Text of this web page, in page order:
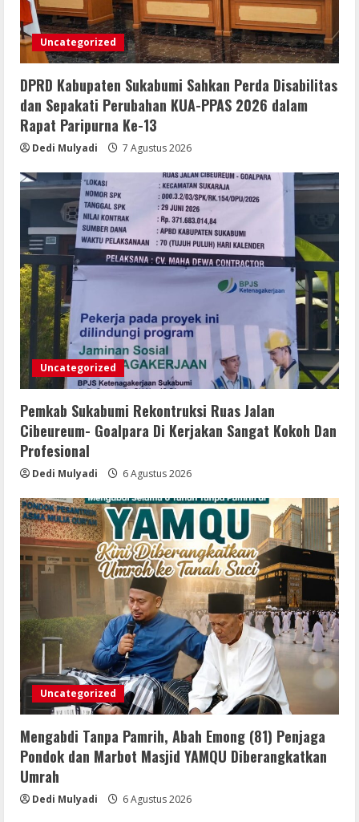
4
MENGAKU DARI PT LKA, MENGANCAM
MEDIA DAN LEMBAGA SERTA BERUPAYA
MELAKUKAN SUAP!
6 Agustus 2026
Bupati Buol dan Wakil Bupati Hadiri
Peringatan Maulid Arbain ke-7 di
Uncategorized
DPRD Kabupaten Sukabumi Sahkan Perda Disabilitas
dan Sepakati Perubahan KUA-PPAS 2026 dalam
Rapat Paripurna Ke-13
Dedi Mulyadi 7 Agustus 2026
Uncategorized
Pemkab Sukabumi Rekontruksi Ruas Jalan
Cibeureum- Goalpara Di Kerjakan Sangat Kokoh Dan
Profesional
Dedi Mulyadi 6 Agustus 2026
Uncategorized
Mengabdi Tanpa Pamrih, Abah Emong (81) Penjaga
Pondok dan Marbot Masjid YAMQU Diberangkatkan
Umrah
Dedi Mulyadi 6 Agustus 2026